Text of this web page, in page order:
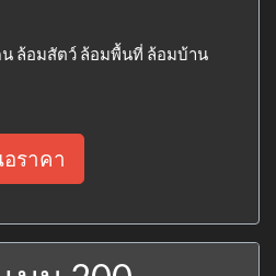
ล้อมสัตว์ ล้อมพื้นที่ ล้อมบ้าน
ราคา